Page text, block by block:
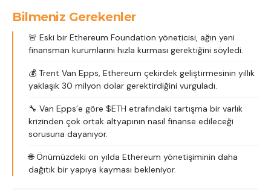
Bilmeniz Gerekenler
🚨 Eski bir Ethereum Foundation yöneticisi, ağın yeni
finansman kurumlarını hızla kurması gerektiğini söyledi.
💰 Trent Van Epps, Ethereum çekirdek geliştirmesinin yıllık
yaklaşık 30 milyon dolar gerektirdiğini vurguladı.
🔧 Van Epps’e göre $ETH etrafındaki tartışma bir varlık
krizinden çok ortak altyapının nasıl finanse edileceği
sorusuna dayanıyor.
🌐 Önümüzdeki on yılda Ethereum yönetişiminin daha
dağıtık bir yapıya kayması bekleniyor.